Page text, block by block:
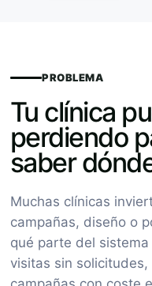
PROBLEMA
Tu clínica
perdiendo
saber
Muchas clínicas
campañas, diseño o
qué parte del
visitas sin